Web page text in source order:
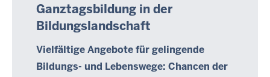
Ganztagsbildung in der
Bildungslandschaft
Vielfältige Angebote für gelingende
Bildungs- und Lebenswege: Chancen der